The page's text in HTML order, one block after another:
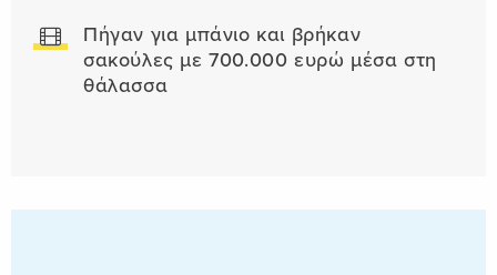
Πήγαν για μπάνιο και βρήκαν
σακούλες με 700.000 ευρώ μέσα στη
θάλασσα